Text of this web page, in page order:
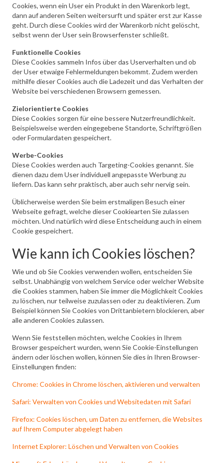
Cookies, wenn ein User ein Produkt in den Warenkorb legt,
dann auf anderen Seiten weitersurft und später erst zur Kasse
geht. Durch diese Cookies wird der Warenkorb nicht gelöscht,
selbst wenn der User sein Browserfenster schließt.
Funktionelle Cookies
Diese Cookies sammeln Infos über das Userverhalten und ob
der User etwaige Fehlermeldungen bekommt. Zudem werden
mithilfe dieser Cookies auch die Ladezeit und das Verhalten der
Website bei verschiedenen Browsern gemessen.
Zielorientierte Cookies
Diese Cookies sorgen für eine bessere Nutzerfreundlichkeit.
Beispielsweise werden eingegebene Standorte, Schriftgrößen
oder Formulardaten gespeichert.
Werbe-Cookies
Diese Cookies werden auch Targeting-Cookies genannt. Sie
dienen dazu dem User individuell angepasste Werbung zu
liefern. Das kann sehr praktisch, aber auch sehr nervig sein.
Üblicherweise werden Sie beim erstmaligen Besuch einer
Webseite gefragt, welche dieser Cookiearten Sie zulassen
möchten. Und natürlich wird diese Entscheidung auch in einem
Cookie gespeichert.
Wie kann ich Cookies löschen?
Wie und ob Sie Cookies verwenden wollen, entscheiden Sie
selbst. Unabhängig von welchem Service oder welcher Website
die Cookies stammen, haben Sie immer die Möglichkeit Cookies
zu löschen, nur teilweise zuzulassen oder zu deaktivieren. Zum
Beispiel können Sie Cookies von Drittanbietern blockieren, aber
alle anderen Cookies zulassen.
Wenn Sie feststellen möchten, welche Cookies in Ihrem
Browser gespeichert wurden, wenn Sie Cookie-Einstellungen
ändern oder löschen wollen, können Sie dies in Ihren Browser-
Einstellungen finden:
Chrome: Cookies in Chrome löschen, aktivieren und verwalten
Safari: Verwalten von Cookies und Websitedaten mit Safari
Firefox: Cookies löschen, um Daten zu entfernen, die Websites
auf Ihrem Computer abgelegt haben
Internet Explorer: Löschen und Verwalten von Cookies